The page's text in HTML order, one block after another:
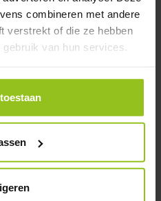
combineren met andere
verstrekt of die ze hebben
van hun services.